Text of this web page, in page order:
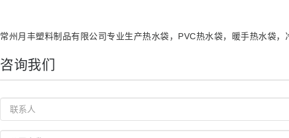
常州月丰塑料制品有限公司专业生产热水袋，PVC热水袋，暖手热水袋
咨询我们